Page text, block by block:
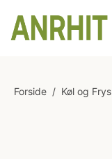
Forside / Køl og Frys